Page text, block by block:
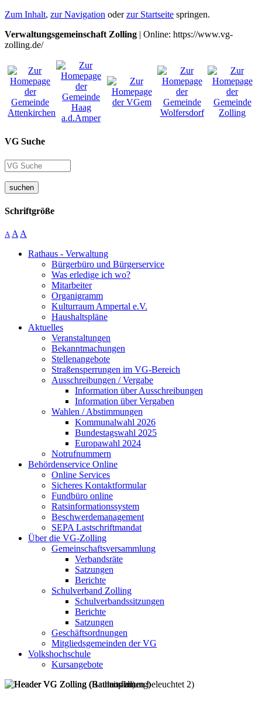
Zum Inhalt, zur Navigation oderzur Startseite springen.
Verwaltungsgemeinschaft Zolling | Online: https://www.vg-
zolling.de/
VG Suche
suchen
Schriftgröße
A A A
Rathaus - Verwaltung
Bürgerbüro und Bürgerservice
Was erledige ich wo?
Mitarbeiter
Organigramm
Kulturraum Ampertal e.V.
Haushaltspläne
Aktuelles
Veranstaltungen
Bekanntmachungen
Stellenangebote
Straßensperrungen im VG-Bereich
Ausschreibungen / Vergabe
Information über Ausschreibungen
Information über Vergaben
Wahlen / Abstimmungen
Kommunalwahl 2026
Bundestagswahl 2025
Europawahl 2024
Notrufnummern
Behördenservice Online
Online Services
Sicheres Kontaktformular
Fundbüro online
Ratsinformationssystem
Beschwerdemanagement
SEPA Lastschriftmandat
Über die VG-Zolling
Gemeinschaftsversammlung
Verbandsräte
Satzungen
Berichte
Schulverband Zolling
Schulverbandssitzungen
Berichte
Satzungen
Geschäftsordnungen
Mitgliedsgemeinden der VG
Volkshochschule
Kursangebote